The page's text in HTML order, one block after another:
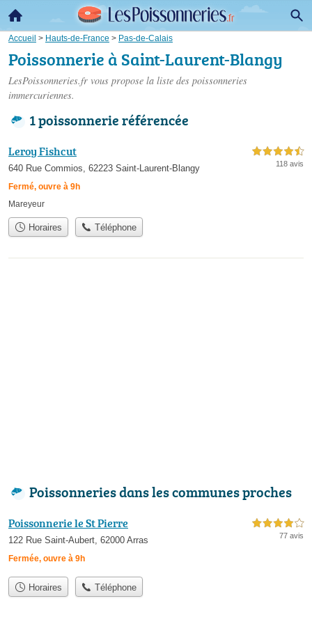
Accueil > Hauts-de-France > Pas-de-Calais
Poissonnerie à Saint-Laurent-Blangy
LesPoissonneries.fr vous propose la liste des poissonneries
immercuriennes.
1 poissonnerie référencée
Leroy Fishcut
640 Rue Commios, 62223 Saint-Laurent-Blangy
Fermé, ouvre à 9h
4,5 étoiles sur 5
118 avis
Mareyeur
Horaires Téléphone
Poissonneries dans les communes proches
Poissonnerie le St Pierre
122 Rue Saint-Aubert, 62000 Arras
Fermée, ouvre à 9h
4,0 étoiles sur 5
77 avis
Horaires Téléphone